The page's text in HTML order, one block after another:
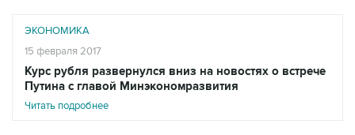
ЭКОНОМИКА
15 февраля 2017
Курс рубля развернулся вниз на новостях о встрече
Путина с главой Минэкономразвития
Читать подробнее